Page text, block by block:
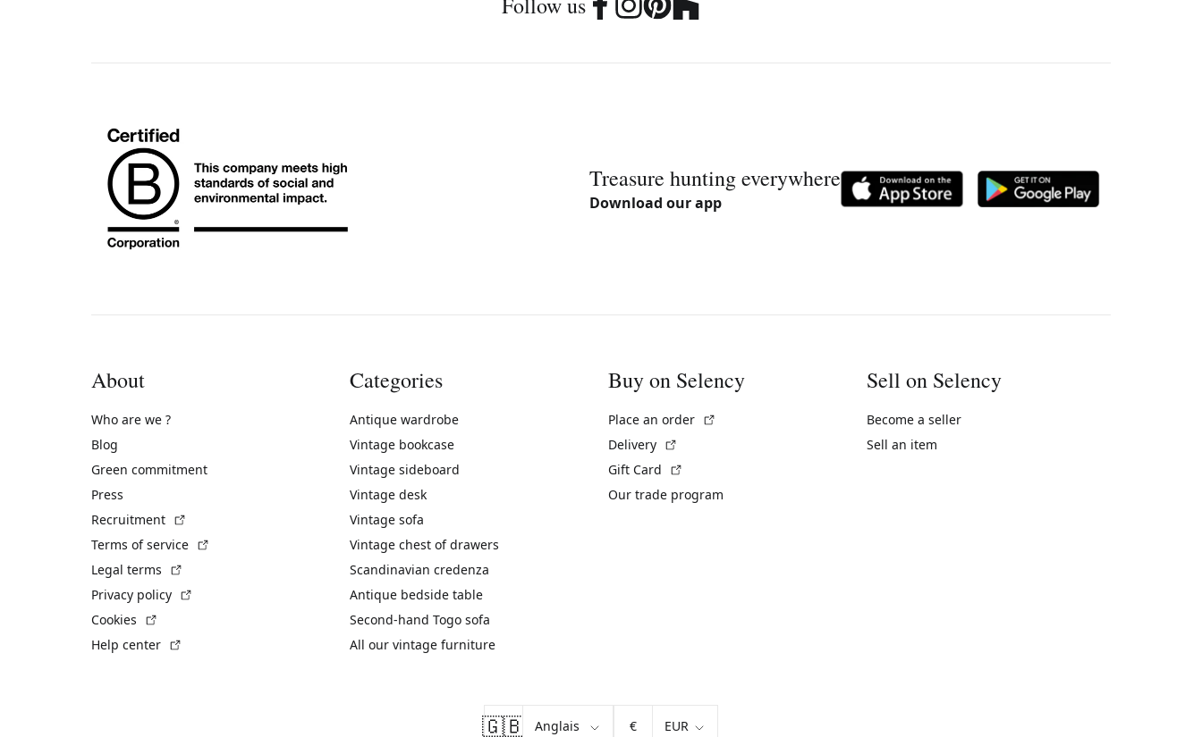
Treasure hunting everywhere
Download our app
About
Who are we ?
Blog
Green commitment
Press
Recruitment
Terms of service
Legal terms
Privacy policy
Cookies
Help center
Categories
Antique wardrobe
Vintage bookcase
Vintage sideboard
Vintage desk
Vintage sofa
Vintage chest of drawers
Scandinavian credenza
Antique bedside table
Second-hand Togo sofa
All our vintage furniture
Buy on Selency
Place an order
Delivery
Gift Card
Our trade program
Sell on Selency
Become a seller
Sell an item
🇬🇧 €